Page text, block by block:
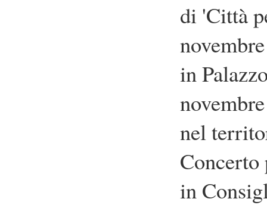
di 'Città
in
nel
Concerto
in